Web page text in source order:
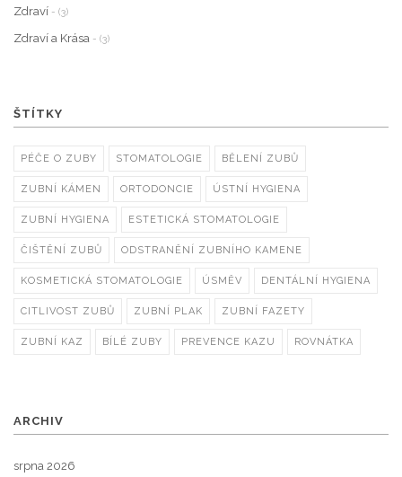
Zdraví - (3)
Zdraví a Krása - (3)
ŠTÍTKY
PÉČE O ZUBY STOMATOLOGIE BĚLENÍ ZUBŮ
ZUBNÍ KÁMEN ORTODONCIE ÚSTNÍ HYGIENA
ZUBNÍ HYGIENA ESTETICKÁ STOMATOLOGIE
ČIŠTĚNÍ ZUBŮ ODSTRANĚNÍ ZUBNÍHO KAMENE
KOSMETICKÁ STOMATOLOGIE ÚSMĚV DENTÁLNÍ HYGIENA
CITLIVOST ZUBŮ ZUBNÍ PLAK ZUBNÍ FAZETY
ZUBNÍ KAZ BÍLÉ ZUBY PREVENCE KAZU ROVNÁTKA
ARCHIV
srpna 2026